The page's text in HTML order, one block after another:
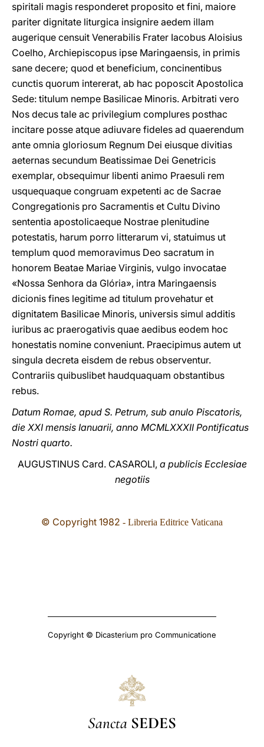
spiritali magis responderet proposito et fini, maiore
pariter dignitate liturgica insignire aedem illam
augerique censuit Venerabilis Frater Iacobus Aloisius
Coelho, Archiepiscopus ipse Maringaensis, in primis
sane decere; quod et beneficium, concinentibus
cunctis quorum intererat, ab hac poposcit Apostolica
Sede: titulum nempe Basilicae Minoris. Arbitrati vero
Nos decus tale ac privilegium complures posthac
incitare posse atque adiuvare fideles ad quaerendum
ante omnia gloriosum Regnum Dei eiusque divitias
aeternas secundum Beatissimae Dei Genetricis
exemplar, obsequimur libenti animo Praesuli rem
usquequaque congruam expetenti ac de Sacrae
Congregationis pro Sacramentis et Cultu Divino
sententia apostοlicaeque Nostrae plenitudine
potestatis, harum porro litterarum vi, statuimus ut
templum quod memoravimus Deo sacratum in
honorem Beatae Mariae Virginis, vulgo invocatae
«Nossa Senhora da Glória», intra Maringaensis
dicionis fines legitime ad titulum provehatur et
dignitatem Basilicae Minoris, universis simul additis
iuribus ac praerogativis quae aedibus eodem hoc
honestatis nomine conveniunt. Praecipimus autem ut
singula decreta eisdem de rebus observentur.
Contrariis quibuslibet haudquaquam obstantibus
rebus.
Datum Romae, apud S. Petrum, sub anulo Piscatoris,
die XXI mensis Ianuarii, anno MCMLXXXII Pontificatus
Nostri quarto.
AUGUSTINUS Card. CASAROLI, a publicis Ecclesiae
negotiis
© Copyright 1982 - Libreria Editrice Vaticana
Copyright © Dicasterium pro Communicatione
Sancta SEDES